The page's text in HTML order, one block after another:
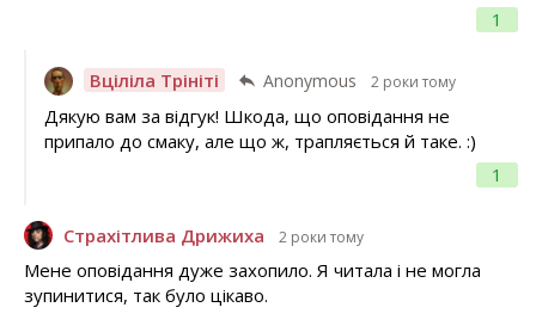
1
Вціліла Трініті Anonymous 2 роки тому
1
Дякую вам за відгук! Шкода, що оповідання не
припало до смаку, але що ж, трапляється й таке. :)
Страхітлива Дрижиха 2 роки тому
Мене оповідання дуже захопило. Я читала і не могла
зупинитися, так було цікаво.